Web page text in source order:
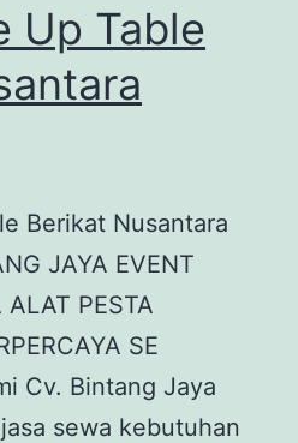
Up Table
Berikat Nusantara
JAYA EVENT
PESTA
SE
Cv. Bintang Jaya
sewa kebutuhan